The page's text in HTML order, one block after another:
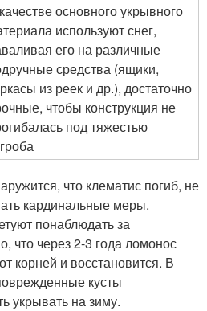
основного укрывного
используют снег,
его на различные
средства (ящики,
из реек и др.), достаточно
чтобы конструкция не
под тяжестью
что клематис погиб, не
кардинальные меры.
понаблюдать за
что через 2-3 года ломонос
корней и восстановится. В
кусты
укрывать на зиму.